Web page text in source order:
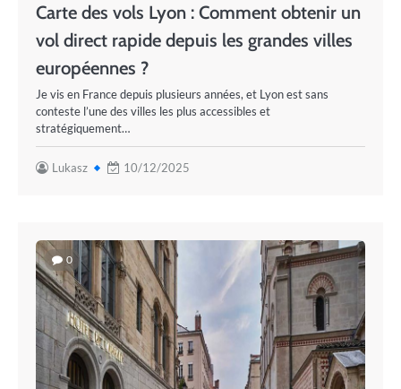
Carte des vols Lyon : Comment obtenir un
vol direct rapide depuis les grandes villes
européennes ?
Je vis en France depuis plusieurs années, et Lyon est sans
conteste l’une des villes les plus accessibles et
stratégiquement…
Lukasz 10/12/2025
0